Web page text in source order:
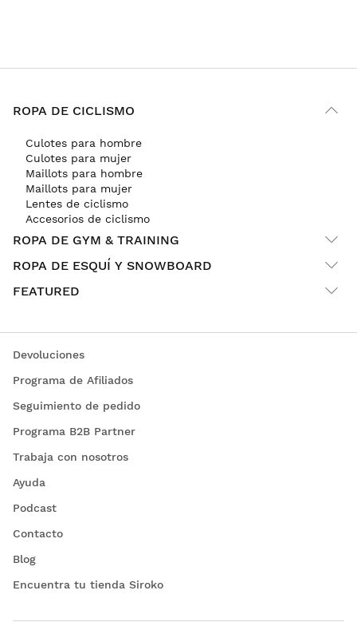
ROPA DE CICLISMO
Culotes para hombre
Culotes para mujer
Maillots para hombre
Maillots para mujer
Lentes de ciclismo
Accesorios de ciclismo
ROPA DE GYM & TRAINING
ROPA DE ESQUÍ Y SNOWBOARD
FEATURED
Devoluciones
Programa de Afiliados
Seguimiento de pedido
Programa B2B Partner
Trabaja con nosotros
Ayuda
Podcast
Contacto
Blog
Encuentra tu tienda Siroko